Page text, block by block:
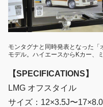
モンタグナと同時発表となった
モデル。ハイエースからKカー、
【SPECIFICATIONS】
LMG オフスタイル
サイズ：12×3.5J〜